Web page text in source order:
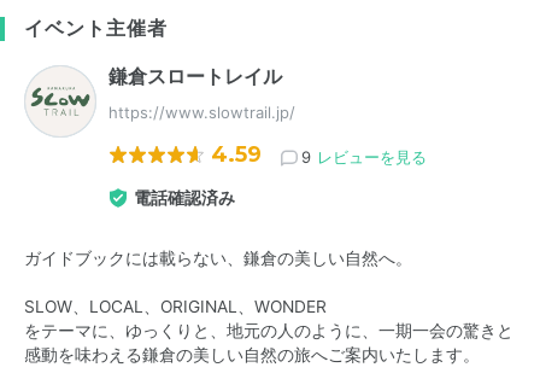
イベント主催者
鎌倉スロートレイル
https://www.slowtrail.jp/
4.59 9 レビューを見る
電話確認済み
ガイドブックには載らない、鎌倉の美しい自然へ。
SLOW、LOCAL、ORIGINAL、WONDER
をテーマに、ゆっくりと、地元の人のように、一期一会の驚きと
感動を味わえる鎌倉の美しい自然の旅へご案内いたします。